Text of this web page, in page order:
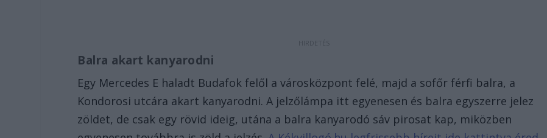
Balra akart kanyarodni
Egy Mercedes E haladt Budafok felől a városközpont felé, majd a sofőr férfi balra, a
Kondorosi utcára akart kanyarodni. A jelzőlámpa itt egyenesen és balra egyszerre jelez
zöldet, de csak egy rövid ideig, utána a balra kanyarodó sáv pirosat kap, miközben